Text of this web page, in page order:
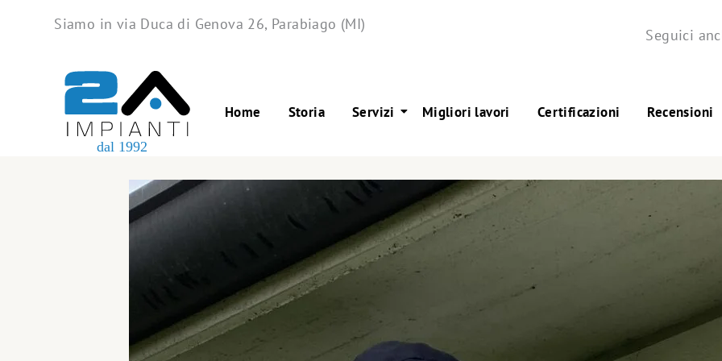
Siamo in via Duca di Genova 26, Parabiago (MI)
Seguici
Home Storia Servizi Migliori lavori Certificazioni Recensioni